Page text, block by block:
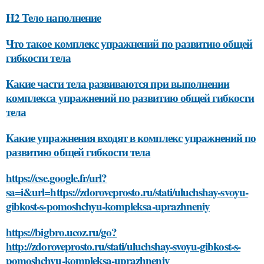
H2 Тело наполнение
Что такое комплекс упражнений по развитию общей
гибкости тела
Какие части тела развиваются при выполнении
комплекса упражнений по развитию общей гибкости
тела
Какие упражнения входят в комплекс упражнений по
развитию общей гибкости тела
https://cse.google.fr/url?
sa=i&url=https://zdoroveprosto.ru/stati/uluchshay-svoyu-
gibkost-s-pomoshchyu-kompleksa-uprazhneniy
https://bigbro.ucoz.ru/go?
http://zdoroveprosto.ru/stati/uluchshay-svoyu-gibkost-s-
pomoshchyu-kompleksa-uprazhneniy